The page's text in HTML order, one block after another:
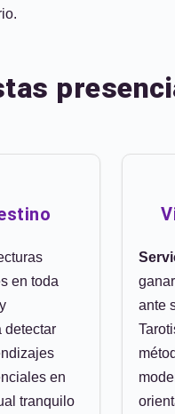
en toda
detectar
en
tranquilo
ante